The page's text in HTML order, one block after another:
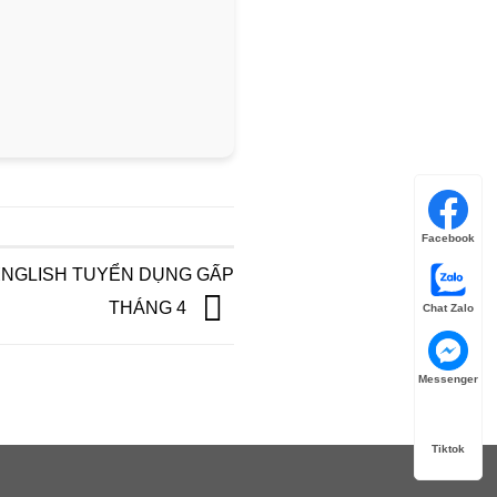
TUYỂN DỤNG GẤP
THÁNG 4
Facebook
Chat Zalo
Messenger
Tiktok